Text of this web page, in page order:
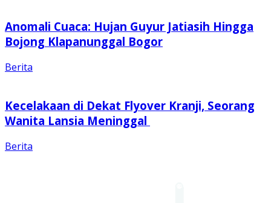
Anomali Cuaca: Hujan Guyur Jatiasih Hingga
Bojong Klapanunggal Bogor
Berita
Kecelakaan di Dekat Flyover Kranji, Seorang
Wanita Lansia Meninggal
Berita